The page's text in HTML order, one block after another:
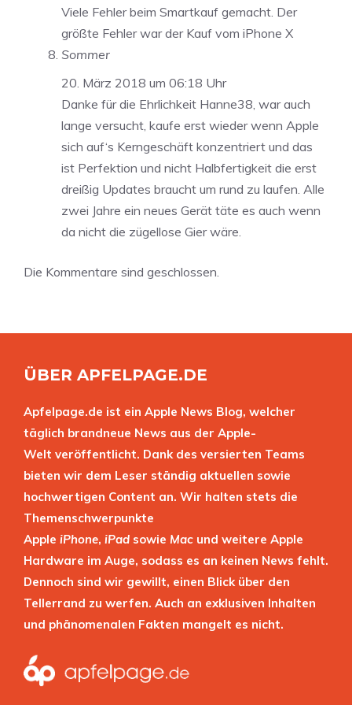
Viele Fehler beim Smartkauf gemacht. Der
größte Fehler war der Kauf vom iPhone X
Sommer
20. März 2018 um 06:18 Uhr
Danke für die Ehrlichkeit Hanne38, war auch
lange versucht, kaufe erst wieder wenn Apple
sich auf‘s Kerngeschäft konzentriert und das
ist Perfektion und nicht Halbfertigkeit die erst
dreißig Updates braucht um rund zu laufen. Alle
zwei Jahre ein neues Gerät täte es auch wenn
da nicht die zügellose Gier wäre.
Die Kommentare sind geschlossen.
ÜBER APFELPAGE.DE
Apfelpage.de ist ein Apple News Blog, welcher
täglich brandneue News aus der Apple-
Welt veröffentlicht. Dank des versierten Teams
bieten wir dem Leser ständig aktuellen sowie
hochwertigen Content an. Wir halten stets die
Themenschwerpunkte
Apple iPhone, iPad sowie Mac und weitere Apple
Hardware im Auge, sodass es an keinen News fehlt.
Dennoch sind wir gewillt, einen Blick über den
Tellerrand zu werfen. Auch an exklusiven Inhalten
und phänomenalen Fakten mangelt es nicht.